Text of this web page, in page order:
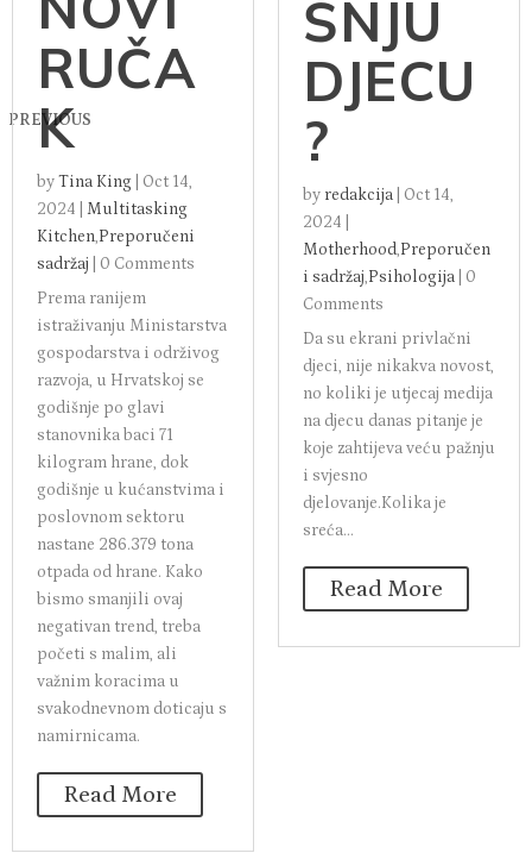
PREVIOUS
RUČA
K
byTina King
Oct 14,
2024
Multitasking
Kitchen,Preporučeni
sadržaj
0 Comments
Prema ranijem
istraživanju Ministarstva
gospodarstva i održivog
razvoja, u Hrvatskoj se
godišnje po glavi
stanovnika baci 71
kilogram hrane, dok
godišnje u kućanstvima i
poslovnom sektoru
nastane 286.379 tona
otpada od hrane. Kako
bismo smanjili ovaj
negativan trend, treba
početi s malim, ali
važnim koracima u
svakodnevnom doticaju s
namirnicama.
Read More
ŠNJU
DJECU
?
by redakcija
Oct 14,
2024
Motherhood,Preporučen
i sadržaj,Psihologija
0
Comments
Da su ekrani privlačni
djeci, nije nikakva novost,
no koliki je utjecaj medija
na djecu danas pitanje je
koje zahtijeva veću pažnju
i svjesno
djelovanje.Kolika je
sreća...
Read More